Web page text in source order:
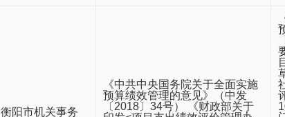
衡阳市机关事务
《中共中央国务院关于全面实施
预算绩效管理的意见》（中发
〔2018〕34号） 《财政部关于